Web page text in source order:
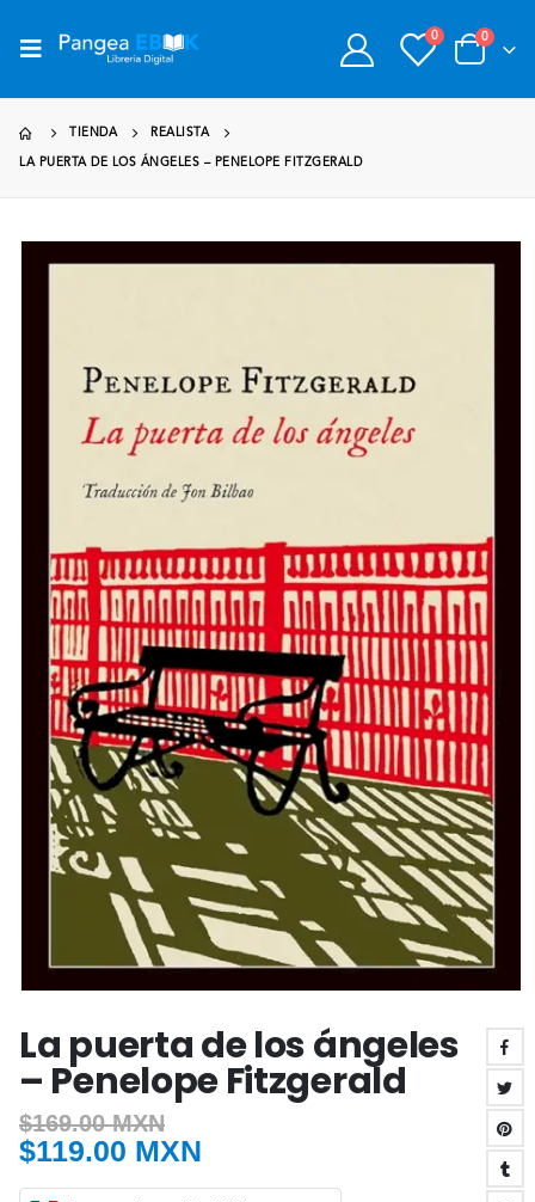
0 0
TIENDA REALISTA
LA PUERTA DE LOS ÁNGELES – PENELOPE FITZGERALD
La puerta de los ángeles
– Penelope Fitzgerald
$169.00 MXN
$119.00 MXN